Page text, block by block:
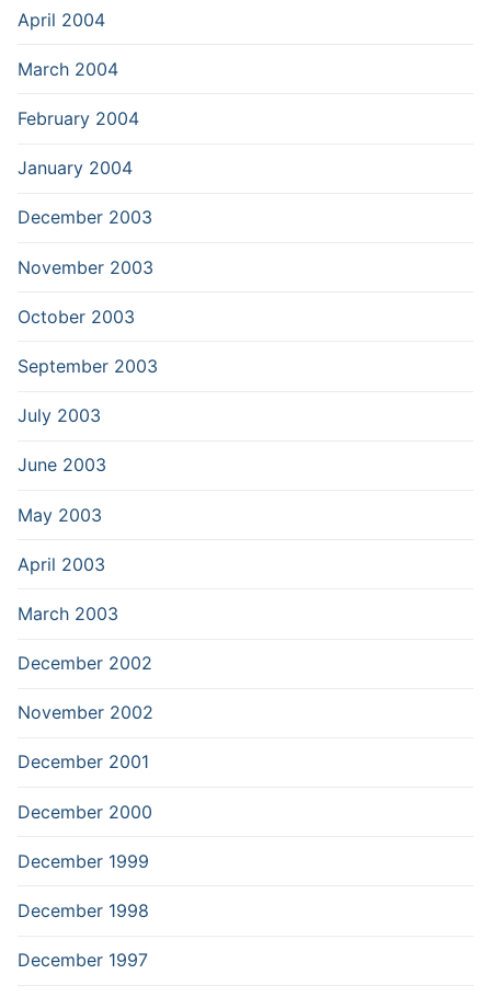
April 2004
March 2004
February 2004
January 2004
December 2003
November 2003
October 2003
September 2003
July 2003
June 2003
May 2003
April 2003
March 2003
December 2002
November 2002
December 2001
December 2000
December 1999
December 1998
December 1997